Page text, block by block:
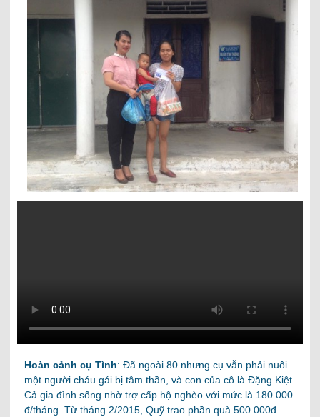
Hoàn cảnh cụ Tình: Đã ngoài 80 nhưng cụ vẫn phải nuôi
một người cháu gái bị tâm thần, và con của cô là Đặng Kiệt.
Cả gia đình sống nhờ trợ cấp hộ nghèo với mức là 180.000
đ/tháng. Từ tháng 2/2015, Quỹ trao phần quà 500.000đ